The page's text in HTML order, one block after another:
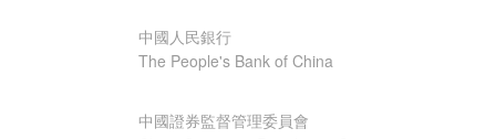
中國人民銀行
The People's Bank of China
中國證券監督管理委員會